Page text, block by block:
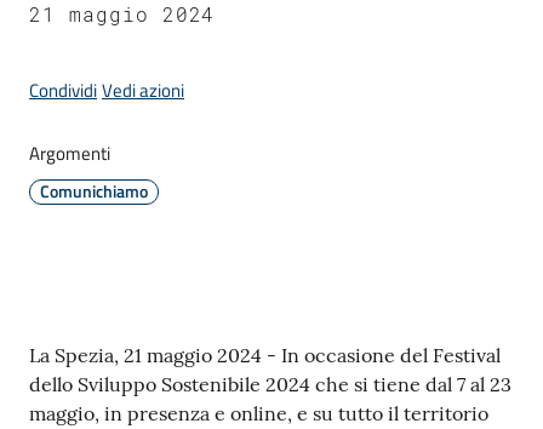
Novità
Servizi
21 maggio 2024
CondividiVedi azioni
Argomenti
Comunichiamo
Contenuto
La Spezia, 21 maggio 2024 - In occasione del Festival
dello Sviluppo Sostenibile 2024 che si tiene dal 7 al 23
maggio, in presenza e online, e su tutto il territorio